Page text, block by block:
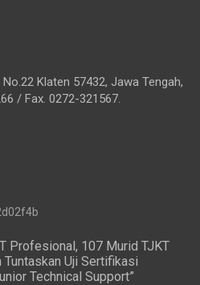
Klaten 57432, Jawa Tengah,
/ Fax. 0272-321567.
Profesional, 107 Murid TJKT
Tuntaskan Uji Sertifikasi
Technical Support”